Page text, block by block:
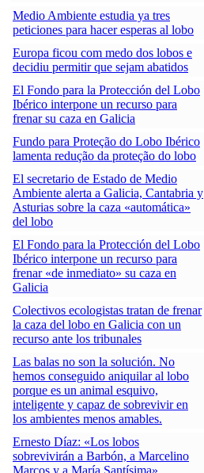
Medio Ambiente estudia ya tres
peticiones para hacer esperas al lobo
Europa ficou com medo dos lobos e
decidiu permitir que sejam abatidos
El Fondo para la Protección del Lobo
Ibérico interpone un recurso para
frenar su caza en Galicia
Fundo para Proteção do Lobo Ibérico
lamenta redução da proteção do lobo
El secretario de Estado de Medio
Ambiente alerta a Galicia, Cantabria y
Asturias sobre la caza «automática»
del lobo
El Fondo para la Protección del Lobo
Ibérico interpone un recurso para
frenar «de inmediato» su caza en
Galicia
Colectivos ecologistas tratan de frenar
la caza del lobo en Galicia con un
recurso ante los tribunales
Las balas no son la solución. No
hemos conseguido aniquilar al lobo
porque es un animal esquivo,
inteligente y capaz de sobrevivir en
los ambientes menos amables.
Ernesto Díaz: «Los lobos
sobrevivirán a Barbón, a Marcelino
Marcos y a María Santísima»